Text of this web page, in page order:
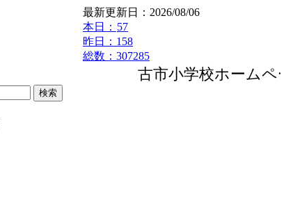
最新更新日：2026/08/06
本日： 57
昨日：158
総数：307285
古市小学校ホームペ